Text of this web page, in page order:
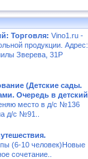
Торговля: Vino1.ru -
продукции. Адрес:
Зверева, 31Р
(Детские сады.
Очередь в детский
место в д/с №136
д/с №91..
(6-10 человек)Новые
сочетание..